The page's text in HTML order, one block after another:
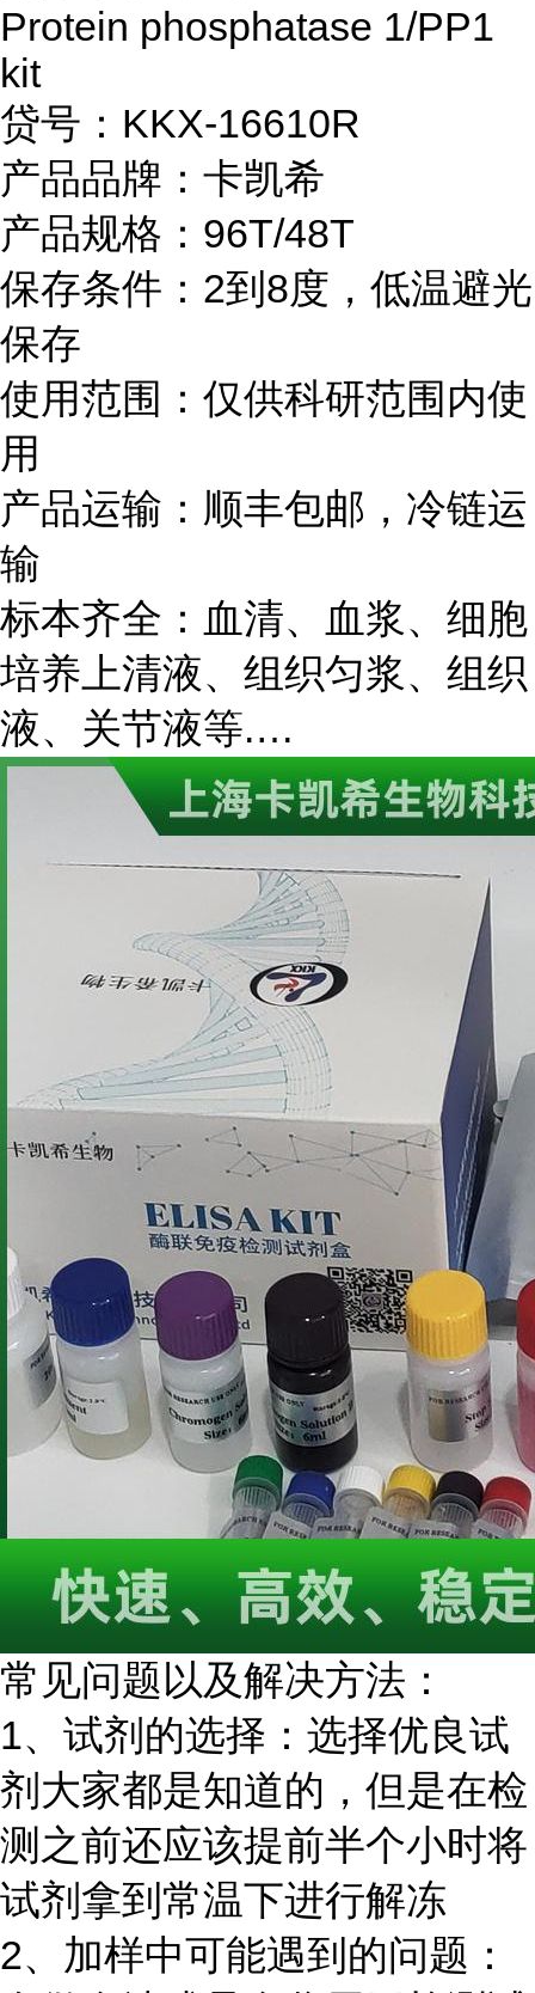
Protein phosphatase 1/PP1
kit
贷号：KKX-16610R
产品品牌：卡凯希
产品规格：96T/48T
保存条件：2到8度，低温避光
保存
使用范围：仅供科研范围内使
用
产品运输：顺丰包邮， 冷链运
输
标本齐全：血清、血浆、细胞
培养上清液、组织匀浆、组织
液、关节液等.…
常见问题以及解决方法：
1、试剂的选择：选择优良试
剂大家都是知道的，但是在检
测之前还应该提前半个小时将
试剂拿到常温下进行解冻
2、加样中可能遇到的问题：